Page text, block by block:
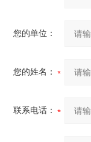
您的单位：
您的姓名：
联系电话：